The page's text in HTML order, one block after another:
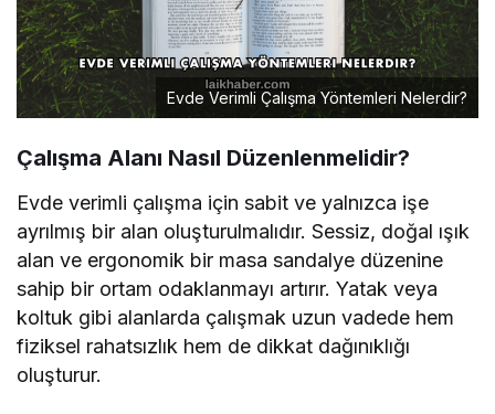
Evde Verimli Çalışma Yöntemleri Nelerdir?
Çalışma Alanı Nasıl Düzenlenmelidir?
Evde verimli çalışma için sabit ve yalnızca işe
ayrılmış bir alan oluşturulmalıdır. Sessiz, doğal ışık
alan ve ergonomik bir masa sandalye düzenine
sahip bir ortam odaklanmayı artırır. Yatak veya
koltuk gibi alanlarda çalışmak uzun vadede hem
fiziksel rahatsızlık hem de dikkat dağınıklığı
oluşturur.